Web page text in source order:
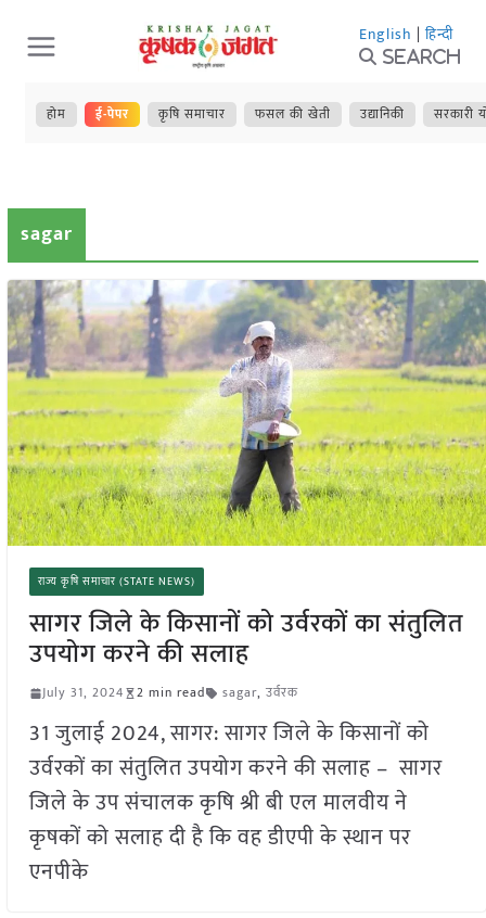
Skip
to
content
English | हिन्दी
Search
होम ई-पेपर कृषि समाचार फसल की खेती उद्यानिकी सरकारी
sagar
राज्य कृषि समाचार (STATE NEWS)
सागर जिले के किसानों को उर्वरकों का संतुलित
उपयोग करने की सलाह
July 31, 2024 2 min read sagar, उर्वरक
31 जुलाई 2024, सागर: सागर जिले के किसानों को
उर्वरकों का संतुलित उपयोग करने की सलाह – सागर
जिले के उप संचालक कृषि श्री बी एल मालवीय ने
कृषकों को सलाह दी है कि वह डीएपी के स्थान पर
एनपीके